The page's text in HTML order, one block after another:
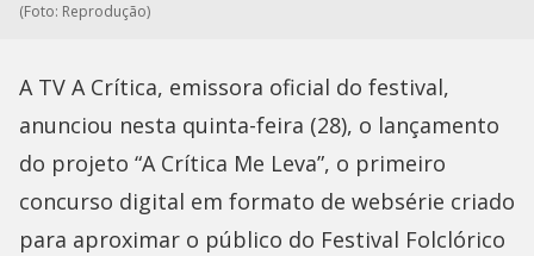
(Foto: Reprodução)
A TV A Crítica, emissora oficial do festival,
anunciou nesta quinta-feira (28), o lançamento
do projeto “A Crítica Me Leva”, o primeiro
concurso digital em formato de websérie criado
para aproximar o público do Festival Folclórico